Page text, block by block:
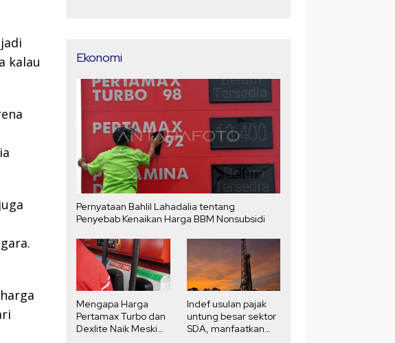
kalau
Ekonomi
Pernyataan Bahlil Lahadalia tentang
Penyebab Kenaikan Harga BBM Nonsubsidi
Mengapa Harga
Pertamax Turbo dan
Dexlite Naik Meski
Indef usulan pajak
untung besar sektor
SDA, manfaatkan